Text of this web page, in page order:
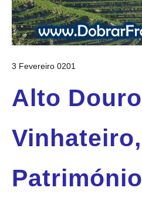
3 Fevereiro 0201
Alto Douro
Vinhateiro,
Património